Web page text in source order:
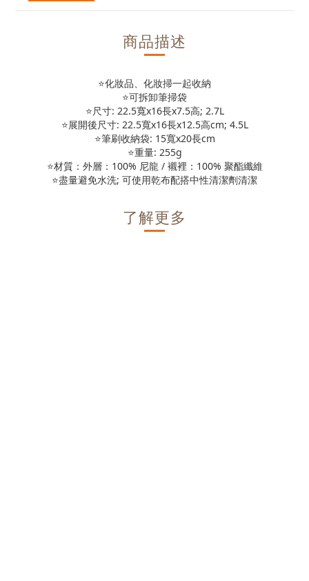
商品描述
⭐化妝品、化妝掃一起收納
⭐可拆卸筆掃袋
⭐尺寸: 22.5寬x16長x7.5高; 2.7L
⭐展開後尺寸: 22.5寬x16長x12.5高cm; 4.5L
⭐筆刷收納袋: 15寬x20長cm
⭐重量: 255g
⭐材質：外層：100% 尼龍 / 襯裡：100% 聚酯纖維
⭐盡量避免水洗; 可使用乾布配搭中性清潔劑清潔
了解更多